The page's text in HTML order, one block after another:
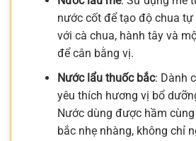
nước cốt để tạo độ chua tự
với cà chua, hành tây và
để cân bằng vị.
Nước lẩu thuốc bắc: Dành
yêu thích hương vị bổ
Nước dùng được hầm
bắc nhẹ nhàng, không chỉ